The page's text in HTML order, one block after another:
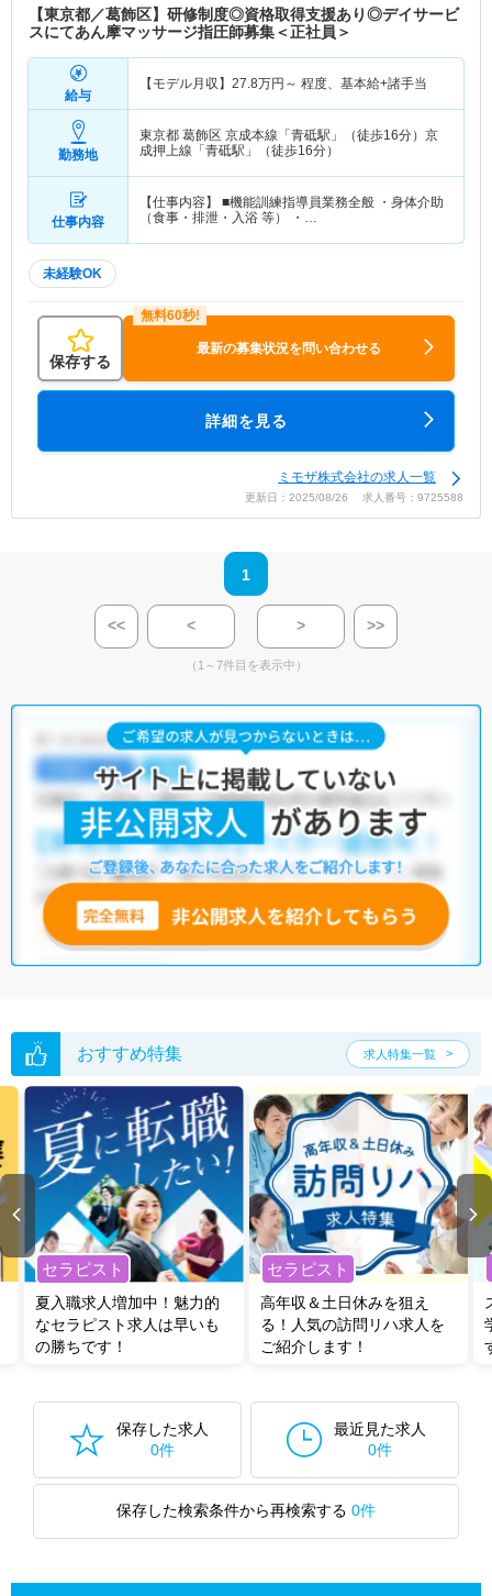
【東京都／葛飾区】研修制度◎資格取得支援あり◎デイサービ
スにてあん摩マッサージ指圧師募集＜正社員＞
給与
【モデル月収】 27.8万円～ 程度、基本給+諸手当
勤務地
東京都 葛飾区 京成本線「青砥駅」（徒歩16分）京
成押上線「青砥駅」（徒歩16分）
仕事内容
【仕事内容】 ■機能訓練指導員業務全般 ・身体介助
（食事・排泄・入浴 等） ・…
未経験OK
保存する
最新の募集状況を問い合わせる
詳細を見る
ミモザ株式会社の求人一覧
更新日：2025/08/26 求人番号：9725588
1
<< < > >>
（1～7件目を表示中）
おすすめ特集 求人特集一覧
セラピスト
夏入職求人増加中！魅力的
なセラピスト求人は早いも
の勝ちです！
セラピスト
高年収＆土日休みを狙え
る！人気の訪問リハ求人を
ご紹介します！
保存した求人
0件
最近見た求人
0件
保存した検索条件から再検索する 0件